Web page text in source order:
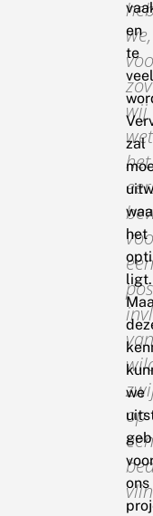
we,
wij
het
een
van
op
een
en
te
veel
zal
het
ligt.
we
ons